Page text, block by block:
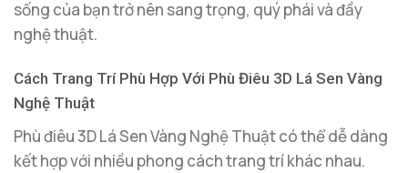
sống của bạn trở nên sang trọng, quý phái và đầy
nghệ thuật.
Cách Trang Trí Phù Hợp Với Phù Điêu 3D Lá Sen Vàng
Nghệ Thuật
Phù điêu 3D Lá Sen Vàng Nghệ Thuật có thể dễ dàng
kết hợp với nhiều phong cách trang trí khác nhau.